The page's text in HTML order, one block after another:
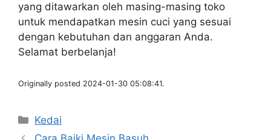
yang ditawarkan oleh masing-masing toko
untuk mendapatkan mesin cuci yang sesuai
dengan kebutuhan dan anggaran Anda.
Selamat berbelanja!
Originally posted 2024-01-30 05:08:41.
Categories
Kedai